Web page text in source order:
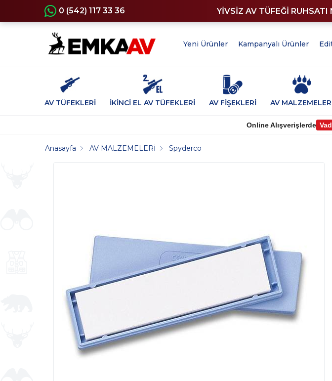
0 (542) 117 33 36 YİVSİZ AV TÜFEĞİ RUHSATI
Yeni Ürünler Kampanyalı Ürünler
AV TÜFEKLERİ İKİNCİ EL AV TÜFEKLERİ AV FİŞEKLERİ AV
Online Alışverişlerde
Anasayfa AV MALZEMELERİ Spyderco